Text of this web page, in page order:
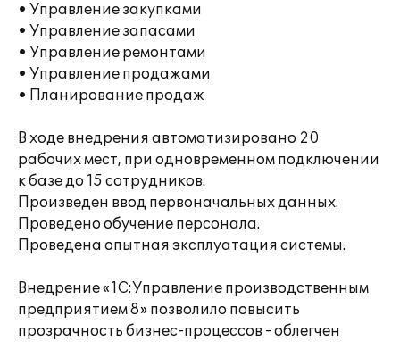
• Управление закупками
• Управление запасами
• Управление ремонтами
• Управление продажами
• Планирование продаж
В ходе внедрения автоматизировано 20
рабочих мест, при одновременном подключении
к базе до 15 сотрудников.
Произведен ввод первоначальных данных.
Проведено обучение персонала.
Проведена опытная эксплуатация системы.
Внедрение «1С:Управление производственным
предприятием 8» позволило повысить
прозрачность бизнес-процессов - облегчен